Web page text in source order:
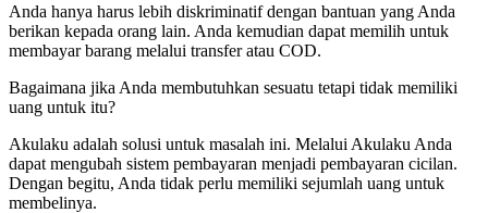
Anda hanya harus lebih diskriminatif dengan bantuan yang Anda
berikan kepada orang lain. Anda kemudian dapat memilih untuk
membayar barang melalui transfer atau COD.
Bagaimana jika Anda membutuhkan sesuatu tetapi tidak memiliki
uang untuk itu?
Akulaku adalah solusi untuk masalah ini. Melalui Akulaku Anda
dapat mengubah sistem pembayaran menjadi pembayaran cicilan.
Dengan begitu, Anda tidak perlu memiliki sejumlah uang untuk
membelinya.